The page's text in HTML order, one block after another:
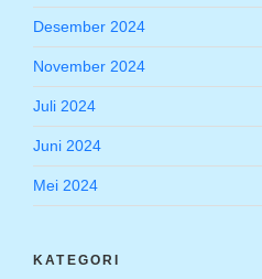
Desember 2024
November 2024
Juli 2024
Juni 2024
Mei 2024
KATEGORI